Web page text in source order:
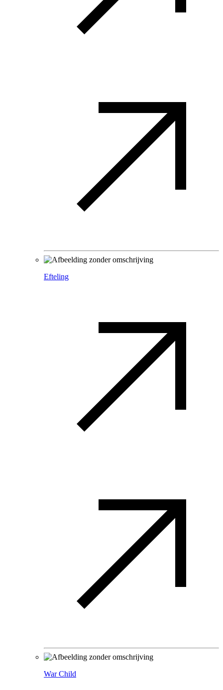
Efteling
War Child